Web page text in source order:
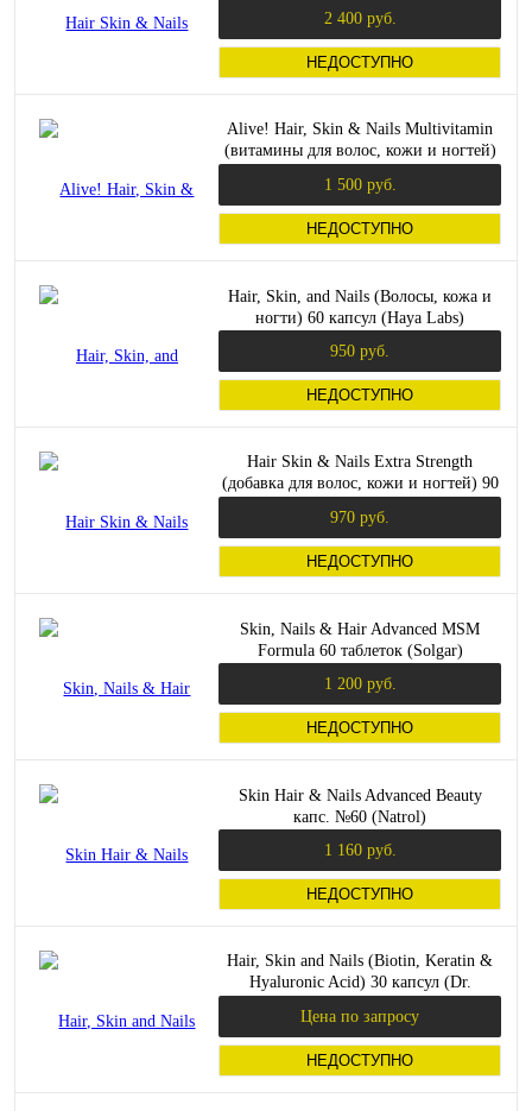
2 400 руб.
НЕДОСТУПНО
Alive! Hair, Skin & Nails Multivitamin
(витамины для волос, кожи и ногтей)
1 500 руб.
НЕДОСТУПНО
Hair, Skin, and Nails (Волосы, кожа и
ногти) 60 капсул (Haya Labs)
950 руб.
НЕДОСТУПНО
Hair Skin & Nails Extra Strength
(добавка для волос, кожи и ногтей) 90
970 руб.
НЕДОСТУПНО
Skin, Nails & Hair Advanced MSM
Formula 60 таблеток (Solgar)
1 200 руб.
НЕДОСТУПНО
Skin Hair & Nails Advanced Beauty
капс. №60 (Natrol)
1 160 руб.
НЕДОСТУПНО
Hair, Skin and Nails (Biotin, Keratin &
Hyaluronic Acid) 30 капсул (Dr.
Цена по запросу
НЕДОСТУПНО